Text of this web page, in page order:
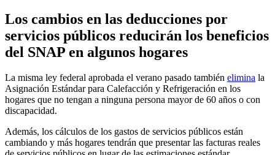
Los cambios en las deducciones por
servicios públicos reducirán los beneficios
del SNAP en algunos hogares
La misma ley federal aprobada el verano pasado también elimina la
Asignación Estándar para Calefacción y Refrigeración en los
hogares que no tengan a ninguna persona mayor de 60 años o con
discapacidad.
Además, los cálculos de los gastos de servicios públicos están
cambiando y más hogares tendrán que presentar las facturas reales